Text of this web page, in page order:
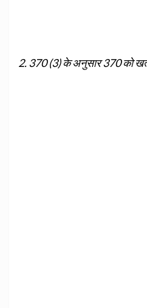
2. 370 (3) के अनुसार 370 को